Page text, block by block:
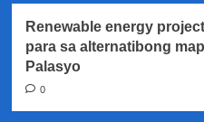
Renewable energy
para sa alternatibong
Palasyo
0